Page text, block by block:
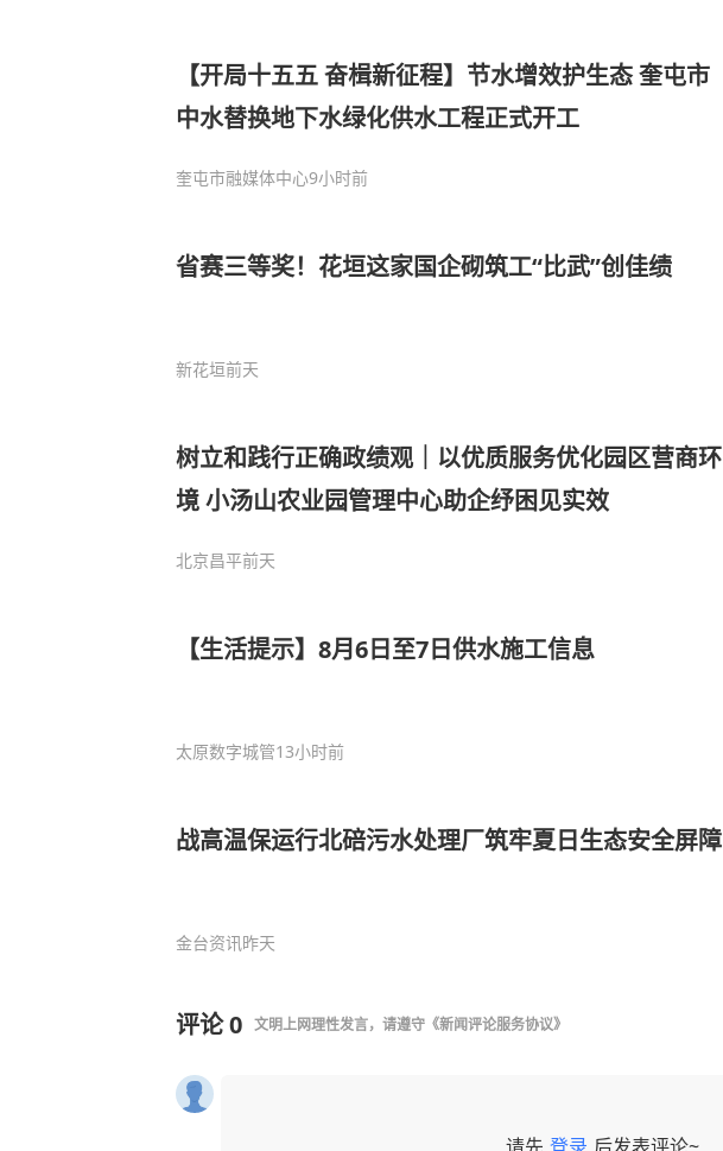
【开局十五五 奋楫新征程】节水增效护生态 奎屯市
中水替换地下水绿化供水工程正式开工
奎屯市融媒体中心9小时前
省赛三等奖！花垣这家国企砌筑工“比武”创佳绩
新花垣前天
树立和践行正确政绩观｜以优质服务优化园区营商环
境 小汤山农业园管理中心助企纾困见实效
北京昌平前天
【生活提示】8月6日至7日供水施工信息
太原数字城管13小时前
战高温保运行北碚污水处理厂筑牢夏日生态安全屏障
金台资讯昨天
评论0 文明上网理性发言，请遵守 《新闻评论服务协议》